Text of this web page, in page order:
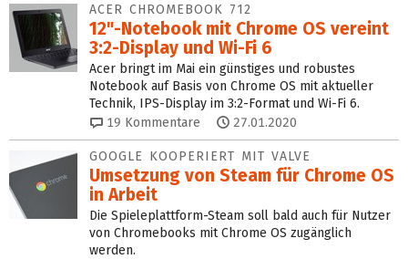
ACER CHROMEBOOK 712
12"-Notebook mit Chrome OS vereint
3:2-Display und Wi-Fi 6
Acer bringt im Mai ein günstiges und robustes
Notebook auf Basis von Chrome OS mit aktueller
Technik, IPS-Display im 3:2-Format und Wi-Fi 6.
19 Kommentare 27.01.2020
GOOGLE KOOPERIERT MIT VALVE
Umsetzung von Steam für Chrome OS
in Arbeit
Die Spieleplattform-Steam soll bald auch für Nutzer
von Chromebooks mit Chrome OS zugänglich
werden.